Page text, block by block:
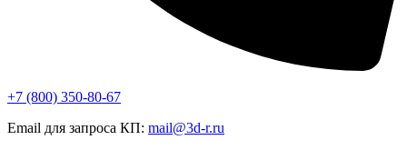
+7 (800) 350-80-67
Email для запроса КП: mail@3d-r.ru